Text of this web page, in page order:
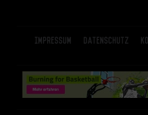
Impressum Datenschutz